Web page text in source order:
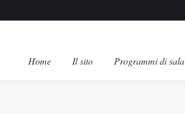
Home Il sito Programmi di sala